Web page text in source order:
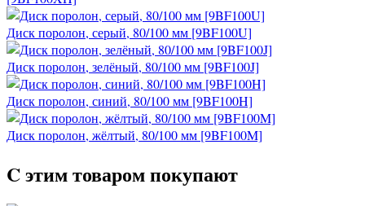
Диск поролон, серый, 80/100 мм [9BF100U]
Диск поролон, зелёный, 80/100 мм [9BF100J]
Диск поролон, синий, 80/100 мм [9BF100H]
Диск поролон, жёлтый, 80/100 мм [9BF100M]
C этим товаром покупают